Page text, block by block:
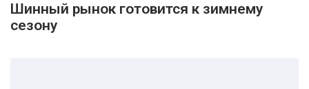
Шинный рынок готовится к зимнему
сезону